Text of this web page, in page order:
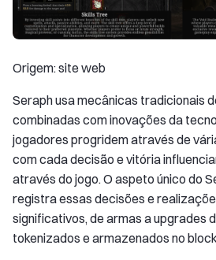
Origem: site web
Seraph usa mecânicas tradicionais
combinadas com inovações da
jogadores progridem através de
com cada decisão e vitória
através do jogo. O aspeto único do
registra essas decisões e
significativos, de armas a upgrades
tokenizados e armazenados no